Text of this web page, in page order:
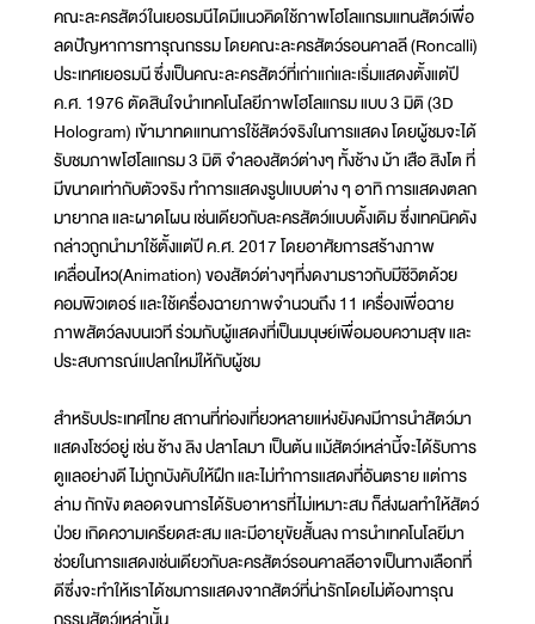
คณะละครสัตว์ในเยอรมนีไดมีแนวคิดใช้ภาพโฮโลแกรมแทนสัตว์เพื่อ
ลดปัญหาการทารุณกรรม โดยคณะละครสัตว์รอนคาลลี (Roncalli)
ประเทศเยอรมนี ซึ่งเป็นคณะละครสัตว์ที่เก่าแก่และเริ่มแสดงตั้งแต่ปี
ค.ศ. 1976 ตัดสินใจนำเทคโนโลยีภาพโฮโลแกรม แบบ 3 มิติ (3D
Hologram) เข้ามาทดแทนการใช้สัตว์จริงในการแสดง โดยผู้ชมจะได้
รับชมภาพโฮโลแกรม 3 มิติ จำลองสัตว์ต่างๆ ทั้งช้าง ม้า เสือ สิงโต ที่
มีขนาดเท่ากับตัวจริง ทำการแสดงรูปแบบต่าง ๆ อาทิ การแสดงตลก
มายากล และผาดโผน เช่นเดียวกับละครสัตว์แบบดั้งเดิม ซึ่งเทคนิคดัง
กล่าวถูกนำมาใช้ตั้งแต่ปี ค.ศ. 2017 โดยอาศัยการสร้างภาพ
เคลื่อนไหว(Animation) ของสัตว์ต่างๆที่งดงามราวกับมีชีวิตด้วย
คอมพิวเตอร์ และใช้เครื่องฉายภาพจำนวนถึง 11 เครื่องเพื่อฉาย
ภาพสัตว์ลงบนเวที ร่วมกับผู้แสดงที่เป็นมนุษย์เพื่อมอบความสุข และ
ประสบการณ์แปลกใหม่ให้กับผู้ชม
สำหรับประเทศไทย สถานที่ท่องเที่ยวหลายแห่งยังคงมีการนำสัตว์มา
แสดงโชว์อยู่ เช่น ช้าง ลิง ปลาโลมา เป็นต้น แม้สัตว์เหล่านี้จะได้รับการ
ดูแลอย่างดี ไม่ถูกบังคับให้ฝึก และไม่ทำการแสดงที่อันตราย แต่การ
ล่าม กักขัง ตลอดจนการได้รับอาหารที่ไม่เหมาะสม ก็ส่งผลทำให้สัตว์
ป่วย เกิดความเครียดสะสม และมีอายุขัยสั้นลง การนำเทคโนโลยีมา
ช่วยในการแสดงเช่นเดียวกับละครสัตว์รอนคาลลีอาจเป็นทางเลือกที่
ดีซึ่งจะทำให้เราได้ชมการแสดงจากสัตว์ที่น่ารักโดยไม่ต้องทารุณ